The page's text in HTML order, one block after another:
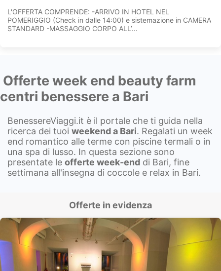
L'OFFERTA COMPRENDE: -ARRIVO IN HOTEL NEL
POMERIGGIO (Check in dalle 14:00) e sistemazione in CAMERA
STANDARD -MASSAGGIO CORPO ALL’...
Offerte week end beauty farm
centri benessere a Bari
BenessereViaggi.it è il portale che ti guida nella
ricerca dei tuoi weekend a Bari. Regalati un week
end romantico alle terme con piscine termali o in
una spa di lusso. In questa sezione sono
presentate le offerte week-end di Bari, fine
settimana all'insegna di coccole e relax in Bari.
Offerte in evidenza